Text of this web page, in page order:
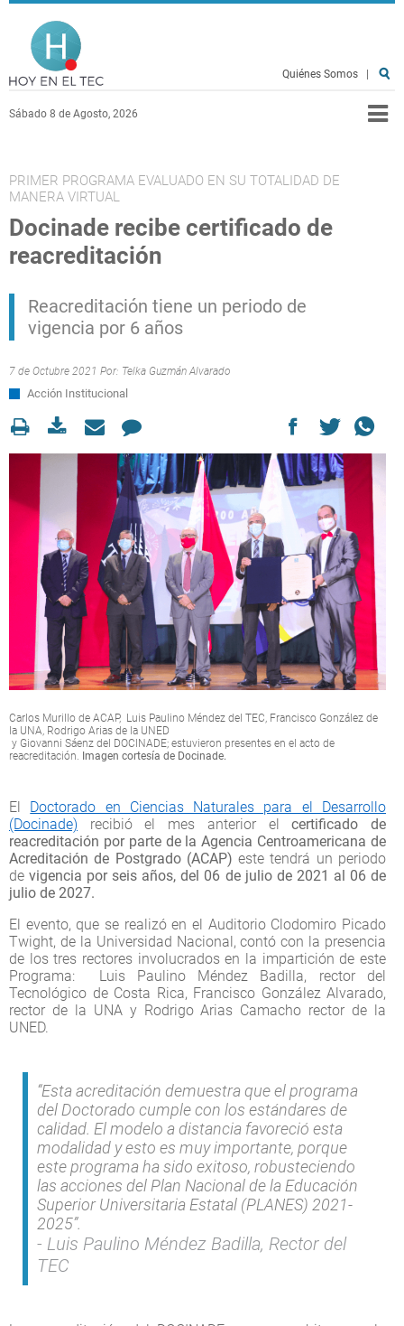
Pasar al contenido principal
Sábado 8 de Agosto, 2026
Quiénes Somos
PRIMER PROGRAMA EVALUADO EN SU TOTALIDAD DE
MANERA VIRTUAL
Docinade recibe certificado de
reacreditación
Reacreditación tiene un periodo de
vigencia por 6 años
7 de Octubre 2021 Por: Telka Guzmán Alvarado
Acción Institucional
Carlos Murillo de ACAP, Luis Paulino Méndez del TEC, Francisco González de
la UNA, Rodrigo Arias de la UNED
y Giovanni Sáenz del DOCINADE; estuvieron presentes en el acto de
reacreditación. Imagen cortesía de Docinade.
El Doctorado en Ciencias Naturales para el Desarrollo
(Docinade) recibió el mes anterior elcertificado de
reacreditación por parte de la Agencia Centroamericana de
Acreditación de Postgrado (ACAP) este tendrá un periodo
devigencia por seis años, del 06 de julio de 2021 al 06 de
julio de 2027.
El evento, que se realizó en el Auditorio Clodomiro Picado
Twight, de la Universidad Nacional, contó con la presencia
de los tres rectores involucrados en la impartición de este
Programa: Luis Paulino Méndez Badilla, rector del
Tecnológico de Costa Rica, Francisco González Alvarado,
rector de la UNA y Rodrigo Arias Camacho rector de la
UNED.
“Esta acreditación demuestra que el programa
del Doctorado cumple con los estándares de
calidad. El modelo a distancia favoreció esta
modalidad y esto es muy importante, porque
este programa ha sido exitoso, robusteciendo
las acciones del Plan Nacional de la Educación
Superior Universitaria Estatal (PLANES) 2021-
2025”.
Luis Paulino Méndez Badilla, Rector del
TEC